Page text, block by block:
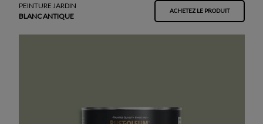
PEINTURE JARDIN
BLANC ANTIQUE
ACHETEZ LE PRODUIT